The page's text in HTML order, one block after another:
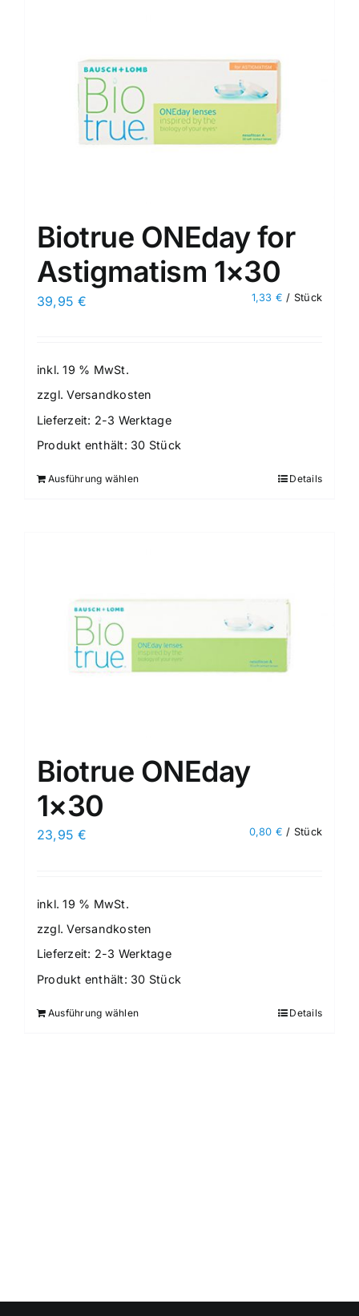
Biotrue ONEday for
Astigmatism 1×30
39,95€ 1,33 € / Stück
inkl. 19 % MwSt.
zzgl.Versandkosten
Lieferzeit: 2-3 Werktage
Produkt enthält: 30 Stück
Ausführung wählen Details
Biotrue ONEday
1×30
23,95€ 0,80 € / Stück
inkl. 19 % MwSt.
zzgl.Versandkosten
Lieferzeit: 2-3 Werktage
Produkt enthält: 30 Stück
Ausführung wählen Details